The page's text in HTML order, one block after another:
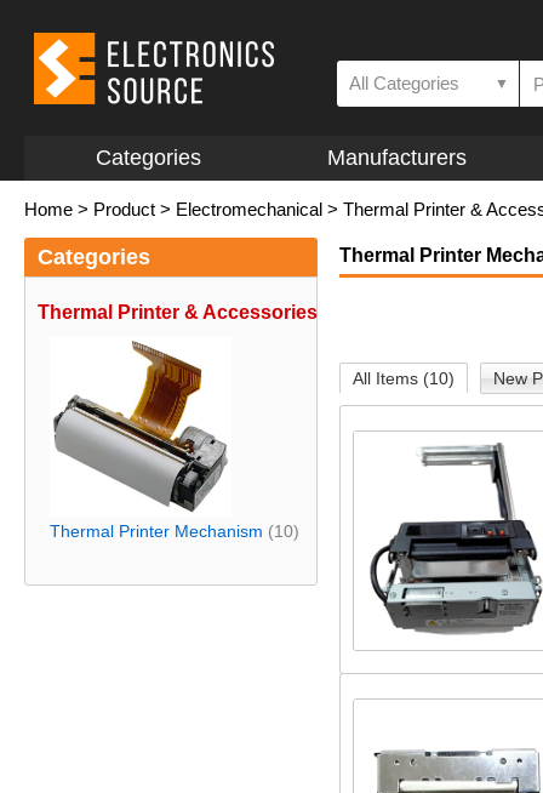
All Categories ▼
Categories Manufacturers
Home > Product > Electromechanical > Thermal Printer &
Categories
Thermal Printer & Accessories
Thermal Printer Mechanism (10)
Thermal Printer
All Items (10) New